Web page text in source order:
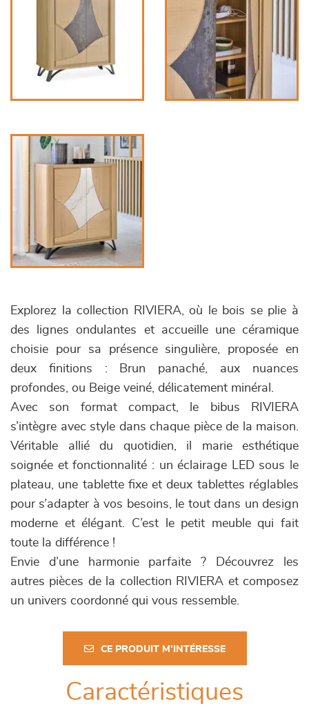
Explorez la collection RIVIERA, où le bois se plie à
des lignes ondulantes et accueille une céramique
choisie pour sa présence singulière, proposée en
deux finitions : Brun panaché, aux nuances
profondes, ou Beige veiné, délicatement minéral.
Avec son format compact, le bibus RIVIERA
s’intègre avec style dans chaque pièce de la maison.
Véritable allié du quotidien, il marie esthétique
soignée et fonctionnalité : un éclairage LED sous le
plateau, une tablette fixe et deux tablettes réglables
pour s’adapter à vos besoins, le tout dans un design
moderne et élégant. C’est le petit meuble qui fait
toute la différence !
Envie d’une harmonie parfaite ? Découvrez les
autres pièces de la collection RIVIERA et composez
un univers coordonné qui vous ressemble.
CE PRODUIT M'INTÉRESSE
Caractéristiques